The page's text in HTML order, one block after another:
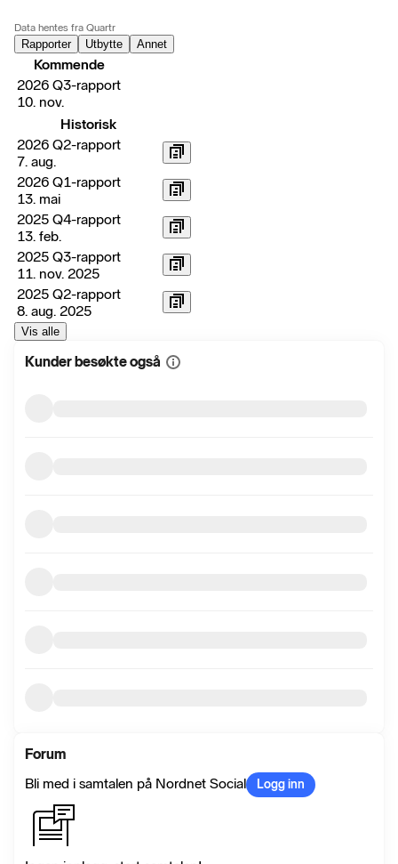
Data hentes fra Quartr
Rapporter Utbytte Annet
Kommende
2026 Q3-rapport
10. nov.
Historisk
2026 Q2-rapport
7. aug.
2026 Q1-rapport
13. mai
2025 Q4-rapport
13. feb.
2025 Q3-rapport
11. nov. 2025
2025 Q2-rapport
8. aug. 2025
Vis alle
Kunder besøkte også Vis
Forum
Bli med i samtalen på Nordnet Social
Logg inn